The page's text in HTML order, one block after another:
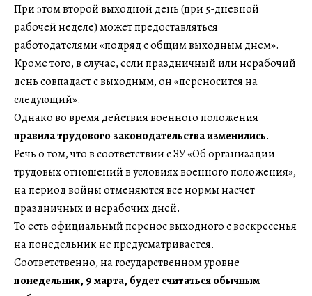
При этом второй выходной день (при 5-дневной
рабочей неделе) может предоставляться
работодателями «подряд с общим выходным днем».
Кроме того, в случае, если праздничный или нерабочий
день совпадает с выходным, он «переносится на
следующий».
Однако во время действия военного положения
правила трудового законодательства изменились.
Речь о том, что в соответствии с ЗУ «Об организации
трудовых отношений в условиях военного положения»,
на период войны отменяются все нормы насчет
праздничных и нерабочих дней.
То есть официальный перенос выходного с воскресенья
на понедельник не предусматривается.
Соответственно, на государственном уровне
понедельник, 9 марта, будет считаться обычным